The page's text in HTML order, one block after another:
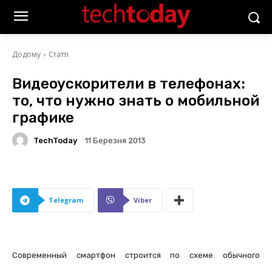
Додому Статті
Видеоускорители в телефонах:
то, что нужно знать о мобильной
графике
TechToday 11 Березня 2013
Telegram Viber
Современный смартфон строится по схеме обычного